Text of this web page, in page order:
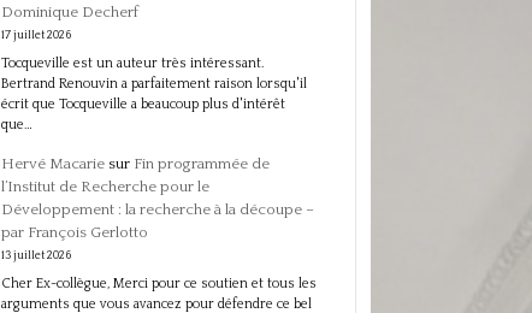
Dominique Decherf
17 juillet 2026
Tocqueville est un auteur très intéressant.
Bertrand Renouvin a parfaitement raison lorsqu'il
écrit que Tocqueville a beaucoup plus d'intérêt
que…
Hervé Macariesur Fin programmée de
l’Institut de Recherche pour le
Développement : la recherche à la découpe –
par François Gerlotto
13 juillet 2026
Cher Ex-collègue, Merci pour ce soutien et tous les
arguments que vous avancez pour défendre ce bel